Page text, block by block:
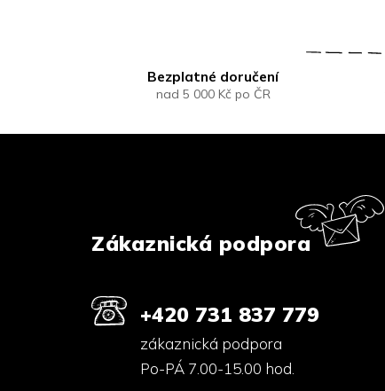
Bezplatné doručení
nad 5 000 Kč po ČR
Zákaznická podpora
+420 731 837 779
zákaznická podpora
Po-PÁ 7.00-15.00 hod.